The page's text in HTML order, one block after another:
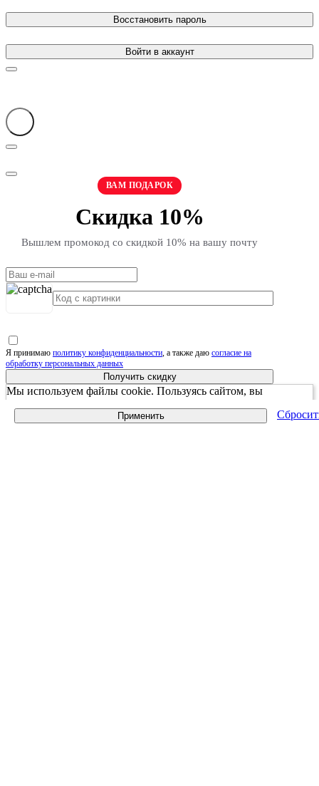
Применить
Восстановить пароль
Войти в аккаунт
ВАМ ПОДАРОК
Скидка 10%
Вышлем промокод со скидкой 10% на вашу почту
Я принимаю политику конфиденциальности, а также даю согласие на
обработку персональных данных
Получить скидку
Мы используем файлы cookie. Пользуясь сайтом, вы